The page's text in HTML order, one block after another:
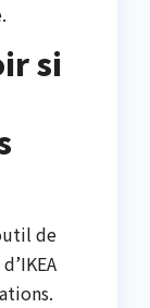
si
de